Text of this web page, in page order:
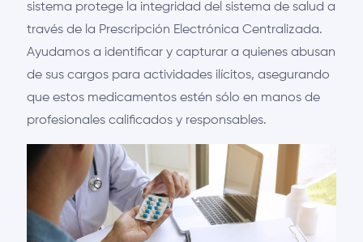
sistema protege la integridad del sistema de salud a
través de la Prescripción Electrónica Centralizada.
Ayudamos a identificar y capturar a quienes abusan
de sus cargos para actividades ilícitos, asegurando
que estos medicamentos estén sólo en manos de
profesionales calificados y responsables.